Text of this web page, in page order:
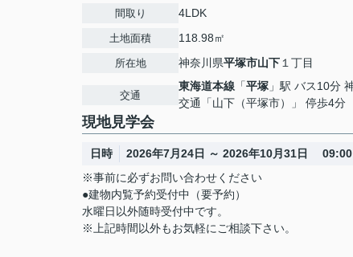
間取り 4LDK
土地面積 118.98㎡
所在地 神奈川県平塚市山下 １丁目
交通
東海道本線 「平塚 」駅 バス10分
交通「山下（平塚市）」 停歩4分
現地見学会
日時
2026年7月24日 ～ 2026年10月31日
※事前に必ずお問い合わせください
●建物内覧予約受付中（要予約）
水曜日以外随時受付中です。
※上記時間以外もお気軽にご相談下さい。